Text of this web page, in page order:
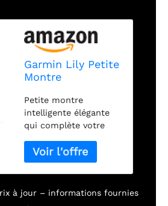
Garmin Lily Petite
Montre
écran Tactile et
lentille à Motifs,
doré Clair et
Blanc
Petite montre
intelligente élégante
qui complète votre
décorative unique qui
révèle un écran tactile
lumineux avec un
robinet Autonomie de
à jour – informations fournies